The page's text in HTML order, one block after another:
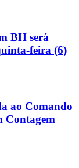
BH será
feira (6)
ao Comando
Contagem